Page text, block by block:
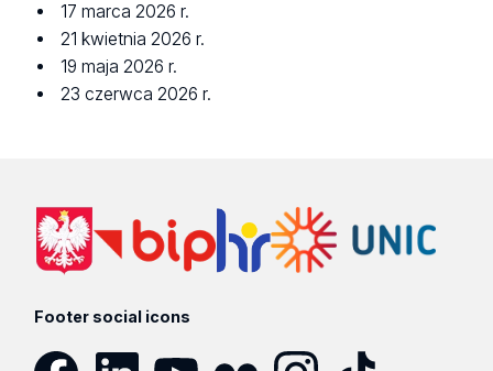
17 marca 2026 r.
21 kwietnia 2026 r.
19 maja 2026 r.
23 czerwca 2026 r.
Footer social icons